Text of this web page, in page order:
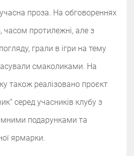
проза. На обговореннях
часом протилежні, але з
грали в ігри на тему
смаколиками. На
також реалізовано проєкт
серед учасників клубу з
подарунками та
ярмарки.